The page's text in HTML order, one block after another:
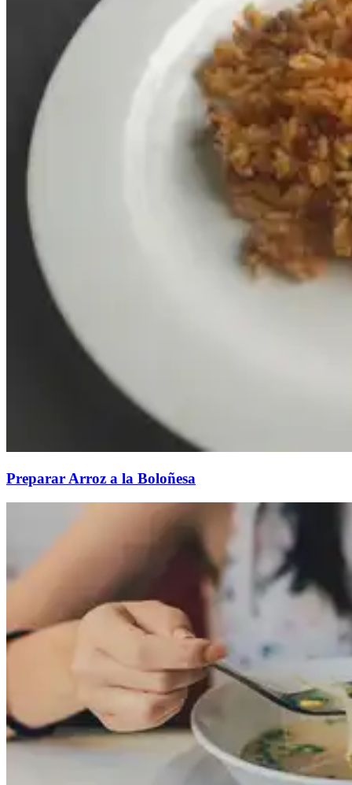
Preparar Arroz a la Boloñesa